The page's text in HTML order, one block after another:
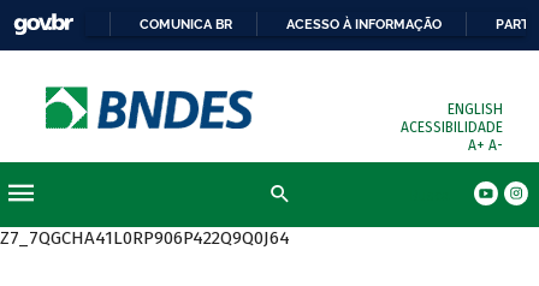
COMUNICA BR ACESSO À INFORMAÇÃO
ENGLISH
ACESSIBILIDADE
A+ A-
Z7_7QGCHA41L0RP906P422Q9Q0J64